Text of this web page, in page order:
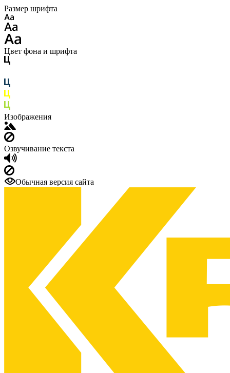
Размер шрифта
Цвет фона и шрифта
Изображения
Озвучивание текста
Обычная версия сайта